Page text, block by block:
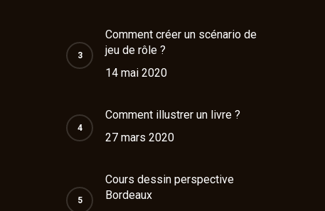
Comment créer un scénario de
jeu de rôle ?
14 mai 2020
Comment illustrer un livre ?
27 mars 2020
Cours dessin perspective
Bordeaux